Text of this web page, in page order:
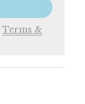
Terms &